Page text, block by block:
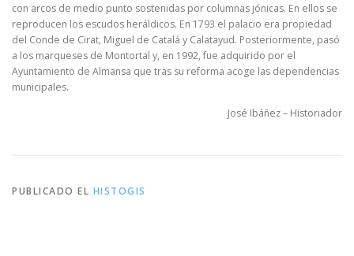
con arcos de medio punto sostenidas por columnas jónicas. En ellos se
reproducen los escudos heráldicos. En 1793 el palacio era propiedad
del Conde de Cirat, Miguel de Catalá y Calatayud. Posteriormente, pasó
a los marqueses de Montortal y, en 1992, fue adquirido por el
Ayuntamiento de Almansa que tras su reforma acoge las dependencias
municipales.
José Ibáñez – Historiador
PUBLICADO EL HISTOGIS